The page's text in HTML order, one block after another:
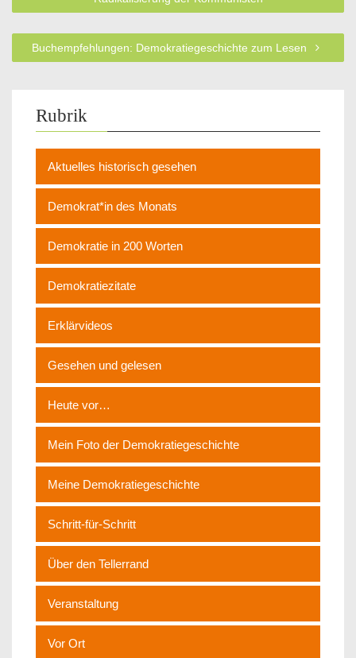
Buchempfehlungen: Demokratiegeschichte zum Lesen
Rubrik
Aktuelles historisch gesehen
Demokrat*in des Monats
Demokratie in 200 Worten
Demokratiezitate
Erklärvideos
Gesehen und gelesen
Heute vor…
Mein Foto der Demokratiegeschichte
Meine Demokratiegeschichte
Schritt-für-Schritt
Über den Tellerrand
Veranstaltung
Vor Ort